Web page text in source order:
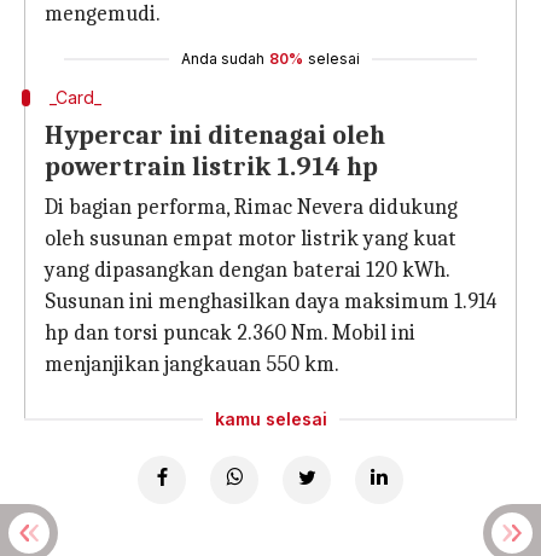
mengemudi.
Anda sudah 80% selesai
_Card_
Hypercar ini ditenagai oleh
powertrain listrik 1.914 hp
Di bagian performa, Rimac Nevera didukung
oleh susunan empat motor listrik yang kuat
yang dipasangkan dengan baterai 120 kWh.
Susunan ini menghasilkan daya maksimum 1.914
hp dan torsi puncak 2.360 Nm. Mobil ini
menjanjikan jangkauan 550 km.
kamu selesai